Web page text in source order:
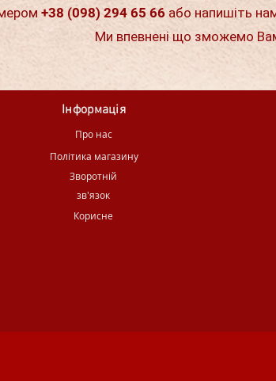
+38 (098) 294 65 66 або напишіть
Ми впевнені що зможемо
Інформація
Про нас
Політика магазину
Зворотній
зв'язок
Корисне